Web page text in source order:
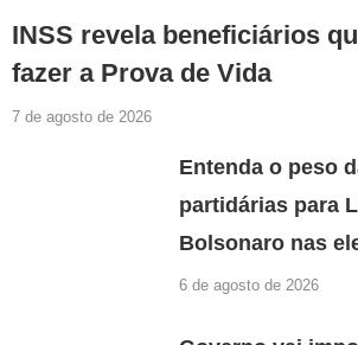
INSS revela beneficiários
fazer a Prova de Vida
7 de agosto de 2026
Entenda o peso
partidárias para
Bolsonaro nas
6 de agosto de 2026